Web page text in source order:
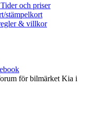
och priser
stämpelkort
& villkor
för bilmärket Kia i